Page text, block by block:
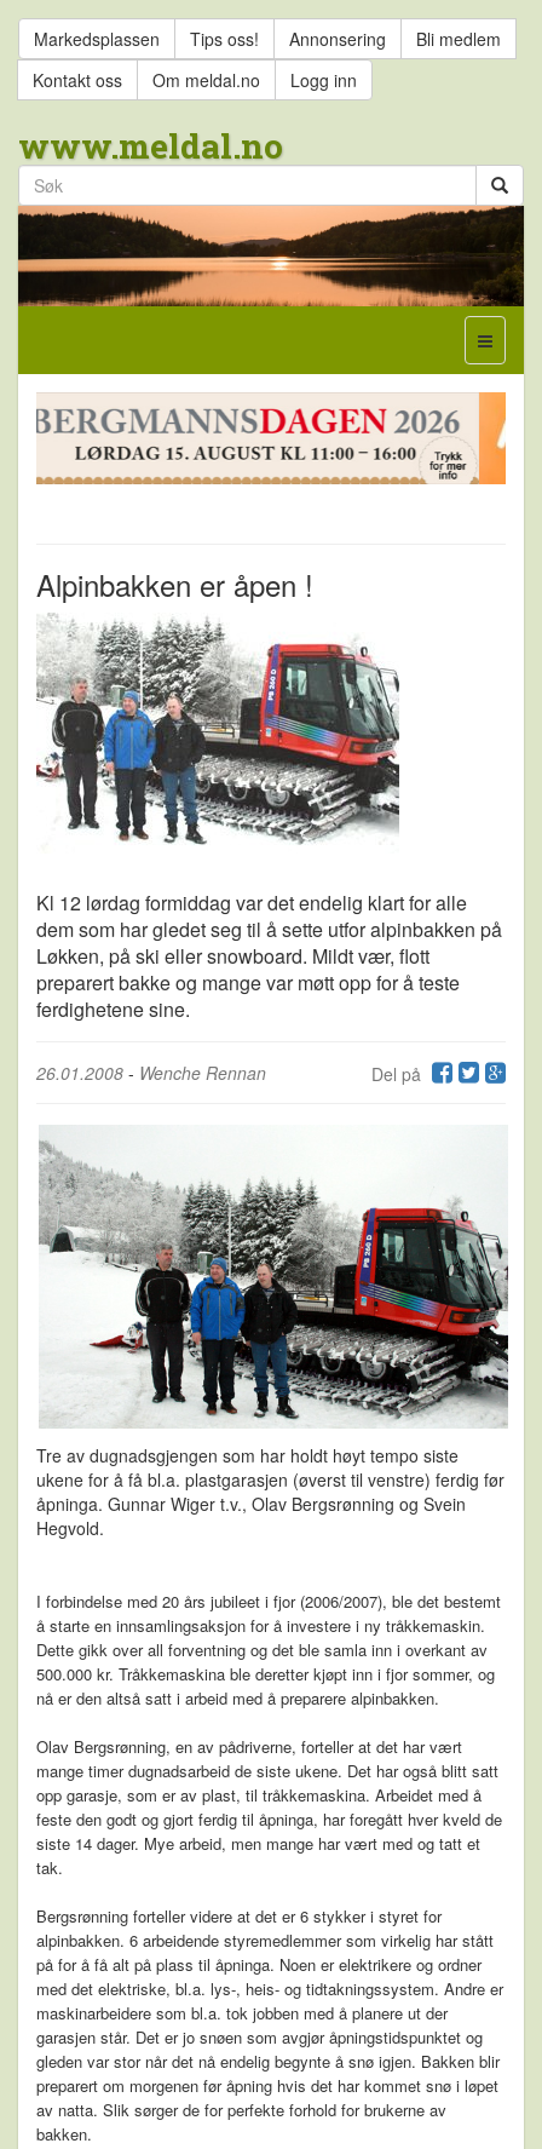
Markedsplassen Tips oss! Annonsering
Bli medlem
Kontakt oss
Om meldal.no Logg inn
www.meldal.no
Alpinbakken er åpen !
Kl 12 lørdag formiddag var det endelig klart for alle
dem som har gledet seg til å sette utfor alpinbakken på
Løkken, på ski eller snowboard. Mildt vær, flott
preparert bakke og mange var møtt opp for å teste
ferdighetene sine.
Del på
26.01.2008 - Wenche Rennan
Tre av dugnadsgjengen som har holdt høyt tempo siste
ukene for å få bl.a. plastgarasjen (øverst til venstre) ferdig før
åpninga. Gunnar Wiger t.v., Olav Bergsrønning og Svein
Hegvold.
I forbindelse med 20 års jubileet i fjor (2006/2007), ble det bestemt
å starte en innsamlingsaksjon for å investere i ny tråkkemaskin.
Dette gikk over all forventning og det ble samla inn i overkant av
500.000 kr. Tråkkemaskina ble deretter kjøpt inn i fjor sommer, og
nå er den altså satt i arbeid med å preparere alpinbakken.
Olav Bergsrønning, en av pådriverne, forteller at det har vært
mange timer dugnadsarbeid de siste ukene. Det har også blitt satt
opp garasje, som er av plast, til tråkkemaskina. Arbeidet med å
feste den godt og gjort ferdig til åpninga, har foregått hver kveld de
siste 14 dager. Mye arbeid, men mange har vært med og tatt et
tak.
Bergsrønning forteller videre at det er 6 stykker i styret for
alpinbakken. 6 arbeidende styremedlemmer som virkelig har stått
på for å få alt på plass til åpninga. Noen er elektrikere og ordner
med det elektriske, bl.a. lys-, heis- og tidtakningssystem. Andre er
maskinarbeidere som bl.a. tok jobben med å planere ut der
garasjen står. Det er jo snøen som avgjør åpningstidspunktet og
gleden var stor når det nå endelig begynte å snø igjen. Bakken blir
preparert om morgenen før åpning hvis det har kommet snø i løpet
av natta. Slik sørger de for perfekte forhold for brukerne av
bakken.